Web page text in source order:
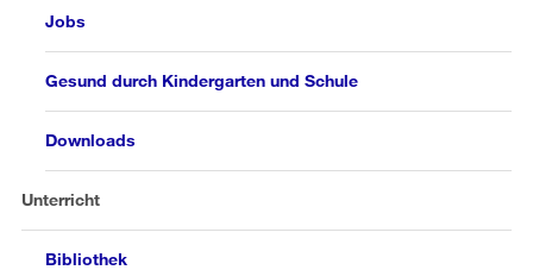
Jobs
Gesund durch Kindergarten und Schule
Downloads
Unterricht
Bibliothek